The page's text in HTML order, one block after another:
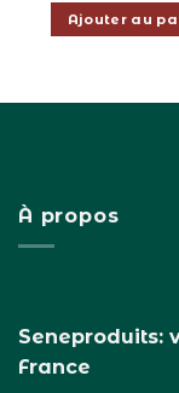
Ajouter au
À propos
Seneproduits:
France